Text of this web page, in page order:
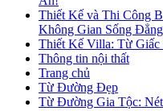
Thiết Kế và Thi Công
Không Gian Sống
Thiết Kế Villa: Từ
Thông tin nội thất
Trang chủ
Từ Đường Đẹp
Từ Đường Gia Tộc: